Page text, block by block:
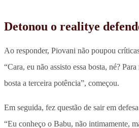
Detonou o realitye
Ao responder, Piovani não poupou
“Cara, eu não assisto essa bosta, né?
bosta a terceira potência”, começou.
Em seguida, fez questão de sair em
“Eu conheço o Babu, não intimamente,